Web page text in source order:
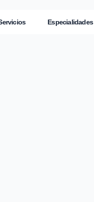
Especialidades